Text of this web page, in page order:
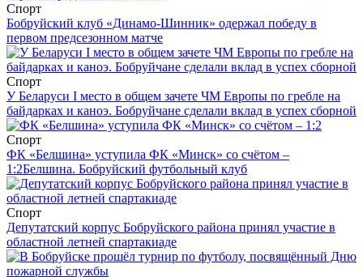
Спорт
Бобруйский клуб «Динамо-Шинник» одержал победу в
первом предсезонном матче
Спорт
У Беларуси I место в общем зачете ЧМ Европы по гребле на
байдарках и каноэ. Бобруйчане сделали вклад в успех сборной
Спорт
ФК «Белшина» уступила ФК «Минск» со счётом –
1:2Белшина. Бобруйский футбольный клуб
Спорт
Депутатский корпус Бобруйского района принял участие в
областной летней спартакиаде